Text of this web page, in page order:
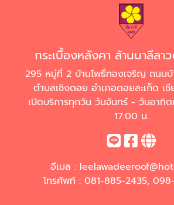
กระเบื้องหลังคา ล้านนาลีลา
295 หมู่ที่ 2 บ้านโพธิ์ทองเจริญ ถนน
ตำบลเชิงดอย อำเภอดอยสะเก็ด เ
เปิดบริการทุกวัน วันจันทร์ - วันอาทิ
17:00 น.
อีเมล :
โทรศัพท์ : 081-885-2435,